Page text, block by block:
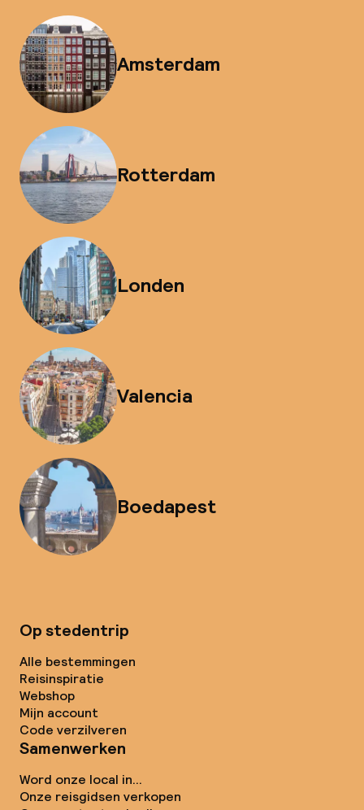
Amsterdam
Rotterdam
Londen
Valencia
Boedapest
Op stedentrip
Alle bestemmingen
Reisinspiratie
Webshop
Mijn account
Code verzilveren
Samenwerken
Word onze local in...
Onze reisgidsen verkopen